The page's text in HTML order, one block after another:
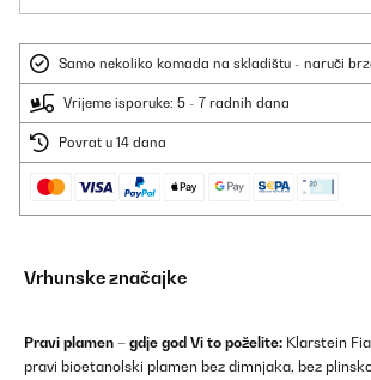
Samo nekoliko komada na skladištu - naruči
Vrijeme isporuke: 5 - 7 radnih dana
Povrat u 14 dana
Vrhunske značajke
Pravi plamen – gdje god Vi to poželite: Klarstein
pravi bioetanolski plamen bez dimnjaka, bez